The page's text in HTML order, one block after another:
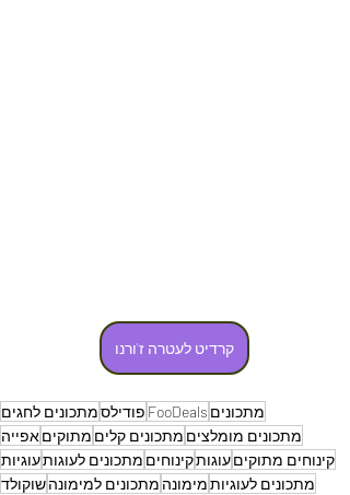
קרדיט לעטרה ז'ורנו
מתכונים FooDeals פודילסמתכונים לחגים
מתכונים מומלצים מתכונים קלים מתוקיםאפייה
קינוחים מתוקיםעוגותקינוחים מתכונים לעוגותעוגיות
מתכונים לעוגיותמימונה מתכונים למימונהשוקולד